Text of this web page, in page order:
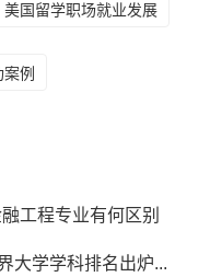
美国留学职场就业发展
例
工程专业有何区别
大学学科排名出炉...